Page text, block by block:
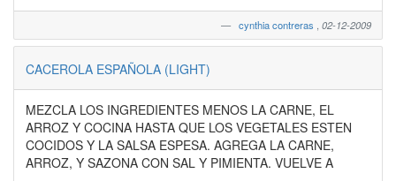
cynthia contreras 02-12-2009
CACEROLA ESPAÑOLA (LIGHT)
MEZCLA LOS INGREDIENTES MENOS LA CARNE, EL
ARROZ Y COCINA HASTA QUE LOS VEGETALES ESTEN
COCIDOS Y LA SALSA ESPESA. AGREGA LA CARNE,
ARROZ, Y SAZONA CON SAL Y PIMIENTA. VUELVE A